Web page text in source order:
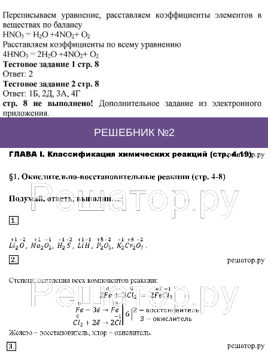
РЕШЕБНИК №2